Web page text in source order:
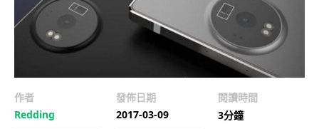
作者
Redding
發佈日期
2017-03-09
閱讀時間
3分鐘